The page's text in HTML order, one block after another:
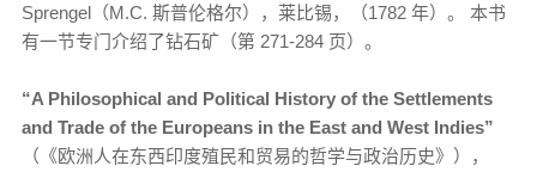
Sprengel（M.C. 斯普伦格尔），莱比锡，（1782 年）。 本书
有一节专门介绍了钻石矿（第 271-284 页）。
“A Philosophical and Political History of the Settlements
and Trade of the Europeans in the East and West Indies”
（《欧洲人在东西印度殖民和贸易的哲学与政治历史》），